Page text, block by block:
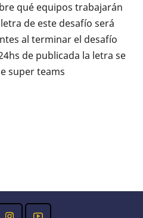
qué equipos trabajarán
de este desafío será
al terminar el desafío
de publicada la letra se
super teams